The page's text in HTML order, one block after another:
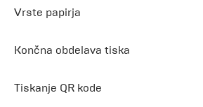
Vrste papirja
Končna obdelava tiska
Tiskanje QR kode